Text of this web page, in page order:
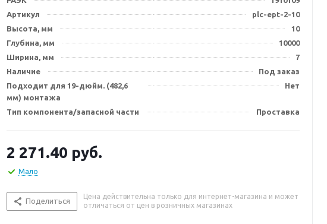
Артикул
plc-ept-2-10
Высота, мм
10
Глубина, мм
10000
Ширина, мм
7
Наличие
Под заказ
Подходит для 19-дюйм. (482,6
мм) монтажа
Нет
Тип компонента/запасной части Проставка
2 271.40 руб.
Мало
Поделиться
Цена действительна только для интернет-магазина и может
отличаться от цен в розничных магазинах